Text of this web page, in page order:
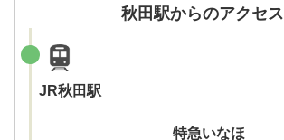
秋田駅からのアクセス
JR秋田駅
特急いなほ